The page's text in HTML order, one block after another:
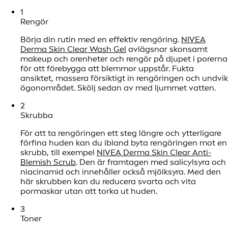
1
Rengör
Börja din rutin med en effektiv rengöring. NIVEA
Derma Skin Clear Wash Gel avlägsnar skonsamt
makeup och orenheter och rengör på djupet i porerna
för att förebygga att blemmor uppstår. Fukta
ansiktet, massera försiktigt in rengöringen och undvik
ögonområdet. Skölj sedan av med ljummet vatten.
2
Skrubba
För att ta rengöringen ett steg längre och ytterligare
förfina huden kan du ibland byta rengöringen mot en
skrubb, till exempel NIVEA Derma Skin Clear Anti-
Blemish Scrub. Den är framtagen med salicylsyra och
niacinamid och innehåller också mjölksyra. Med den
här skrubben kan du reducera svarta och vita
pormaskar utan att torka ut huden.
3
Toner